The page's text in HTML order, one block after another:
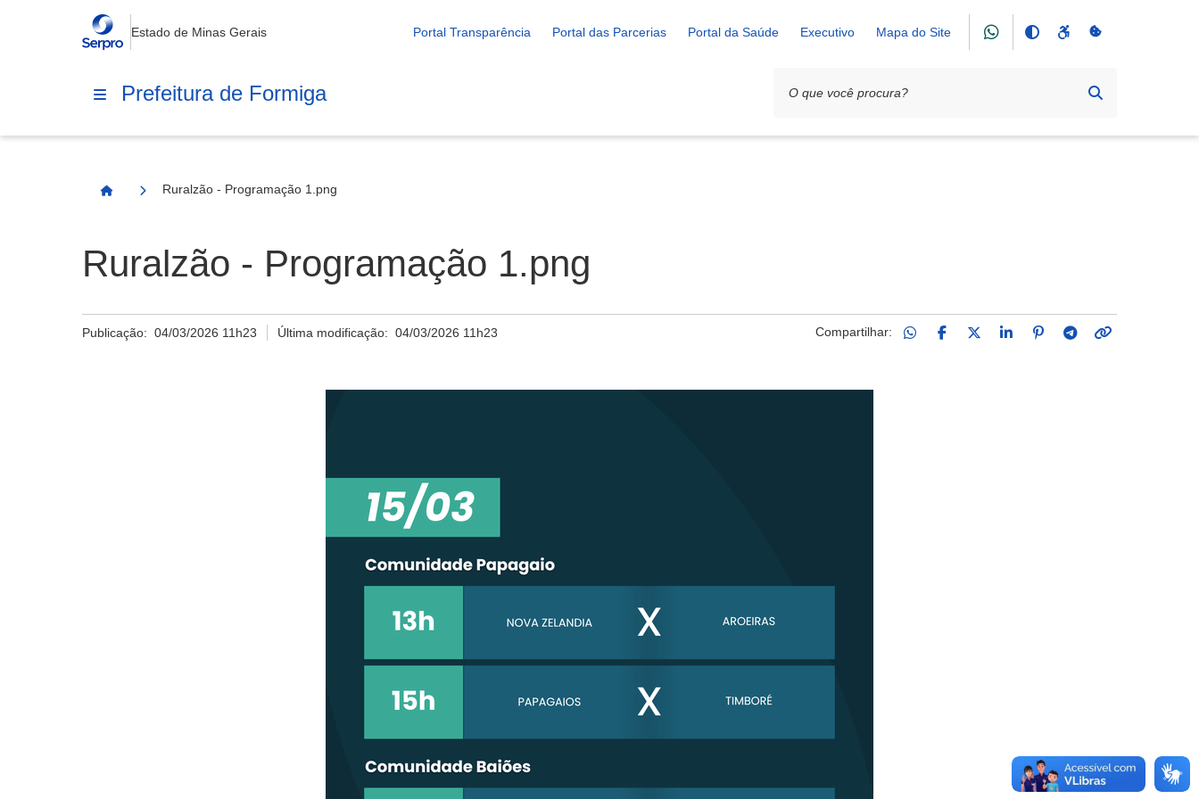
Estado de Minas Gerais Portal Transparência Portal das Parcerias Portal da Saúde Executivo Mapa do Site
Prefeitura de Formiga
Página Inicial
Ruralzão - Programação 1.png
Ruralzão - Programação 1.png
Publicação: 04/03/2026 11h23 Última modificação:04/03/2026 11h23 Compartilhar: